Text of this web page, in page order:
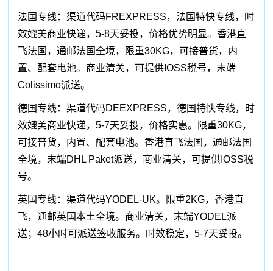
法国专线：渠道代码FREXPRESS，法国特快专线，时
效媲美商业快递，5-8天妥投，价格优势明显。香港直
飞法国，通邮法国全境，限重30KG，可接普货，内
置、配套电池。商业清关，可提供IOSS税号，末端
Colissimo派送。
德国专线：渠道代码DEEXPRESS，德国特快专线，时
效媲美商业快递，5-7天妥投，价格实惠。限重30KG，
可接普货，内置、配套电池。香港直飞法国，通邮法国
全境，末端DHL Paket派送，商业清关，可提供IOSS税
号。
英国专线：渠道代码YODEL-UK。限重2KG，香港直
飞，通邮英国本土全境。商业清关，末端YODEL派
送；48小时可派送签收服务。时效稳定，5-7天妥投。